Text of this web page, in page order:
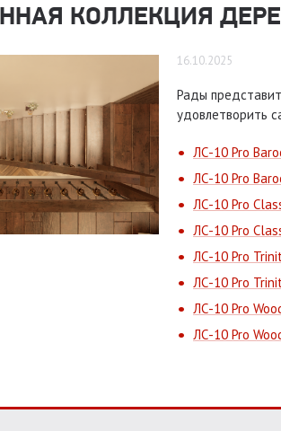
КОЛЛЕКЦИЯ
16.10.2025
Рады
удовлетворить
ЛС-10 Pro
ЛС-10 Pro
ЛС-10 Pro
ЛС-10 Pro
ЛС-10 Pro
ЛС-10 Pro
ЛС-10 Pro
ЛС-10 Pro